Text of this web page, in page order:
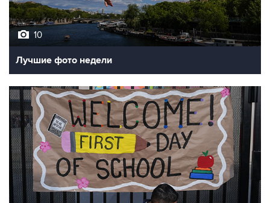
10
Лучшие фото недели